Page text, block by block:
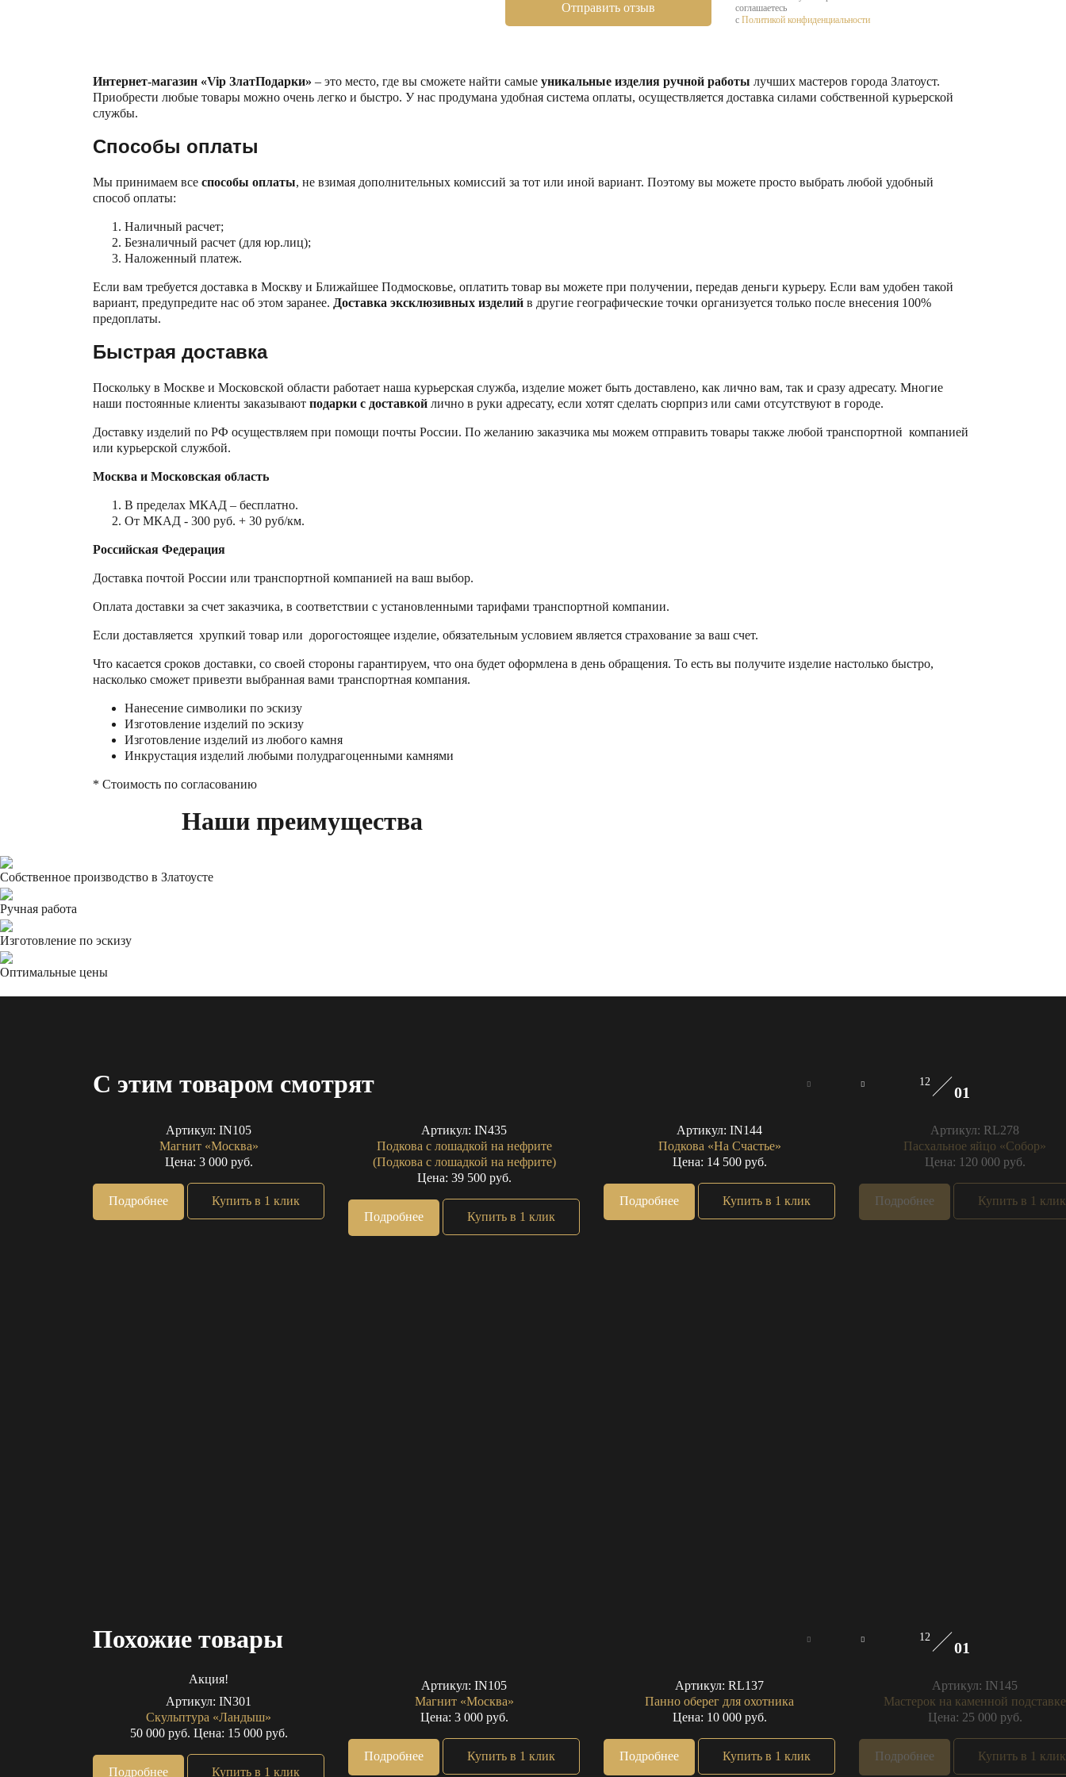
соглашаетесь
с Политикой конфиденциальности
Интернет-магазин «Vip ЗлатПодарки» – это место, где вы сможете найти самые уникальные изделия ручной работы лучших мастеров города Златоуст.
Приобрести любые товары можно очень легко и быстро. У нас продумана удобная система оплаты, осуществляется доставка силами собственной курьерской
службы.
Способы оплаты
Мы принимаем все способы оплаты, не взимая дополнительных комиссий за тот или иной вариант. Поэтому вы можете просто выбрать любой удобный
способ оплаты:
Наличный расчет;
Безналичный расчет (для юр.лиц);
Наложенный платеж.
Если вам требуется доставка в Москву и Ближайшее Подмосковье, оплатить товар вы можете при получении, передав деньги курьеру. Если вам удобен такой
вариант, предупредите нас об этом заранее. Доставка эксклюзивных изделий в другие географические точки организуется только после внесения 100%
предоплаты.
Быстрая доставка
Поскольку в Москве и Московской области работает наша курьерская служба, изделие может быть доставлено, как лично вам, так и сразу адресату. Многие
наши постоянные клиенты заказывают подарки с доставкой лично в руки адресату, если хотят сделать сюрприз или сами отсутствуют в городе.
Доставку изделий по РФ осуществляем при помощи почты России. По желанию заказчика мы можем отправить товары также любой транспортной компанией
или курьерской службой.
Москва и Московская область
В пределах МКАД – бесплатно.
От МКАД - 300 руб. + 30 руб/км.
Российская Федерация
Доставка почтой России или транспортной компанией на ваш выбор.
Оплата доставки за счет заказчика, в соответствии с установленными тарифами транспортной компании.
Если доставляется хрупкий товар или дорогостоящее изделие, обязательным условием является страхование за ваш счет.
Что касается сроков доставки, со своей стороны гарантируем, что она будет оформлена в день обращения. То есть вы получите изделие настолько быстро,
насколько сможет привезти выбранная вами транспортная компания.
Нанесение символики по эскизу
Изготовление изделий по эскизу
Изготовление изделий из любого камня
Инкрустация изделий любыми полудрагоценными камнями
* Стоимость по согласованию
Наши преимущества
Собственное производство в Златоусте
Ручная работа
Изготовление по эскизу
Оптимальные цены
С этим товаром смотрят
Артикул: IN105
Магнит «Москва»
Цена: 3 000 руб.
Подробнее Купить в 1 клик
Артикул: IN435
Подкова с лошадкой на нефрите
(Подкова с лошадкой на нефрите)
Цена: 39 500 руб.
Подробнее Купить в 1 клик
Артикул: IN144
Подкова «На Счастье»
Цена: 14 500 руб.
Подробнее Купить в 1 клик
Артикул: RL278
Пасхальное яйцо «Собор»
Цена: 120 000 руб.
Подробнее Купить в 1 клик
12
01
Похожие товары
Акция!
Артикул: IN301
Скульптура «Ландыш»
50 000 руб. Цена: 15 000 руб.
Подробнее Купить в 1 клик
Артикул: IN105
Магнит «Москва»
Цена: 3 000 руб.
Подробнее Купить в 1 клик
Артикул: RL137
Панно оберег для охотника
Цена: 10 000 руб.
Подробнее Купить в 1 клик
Артикул: IN145
Мастерок на каменной подставке
Цена: 25 000 руб.
Подробнее Купить в 1 клик
12
01